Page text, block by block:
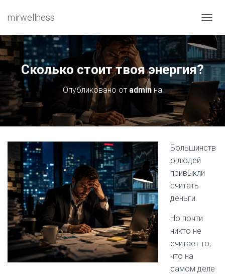
mirwellness
Сколько стоит твоя энергия?
Опубликовано от adminна
Большинств
о людей
привыкли
считать
деньги.
Но почти
никто не
считает то,
что на
самом деле